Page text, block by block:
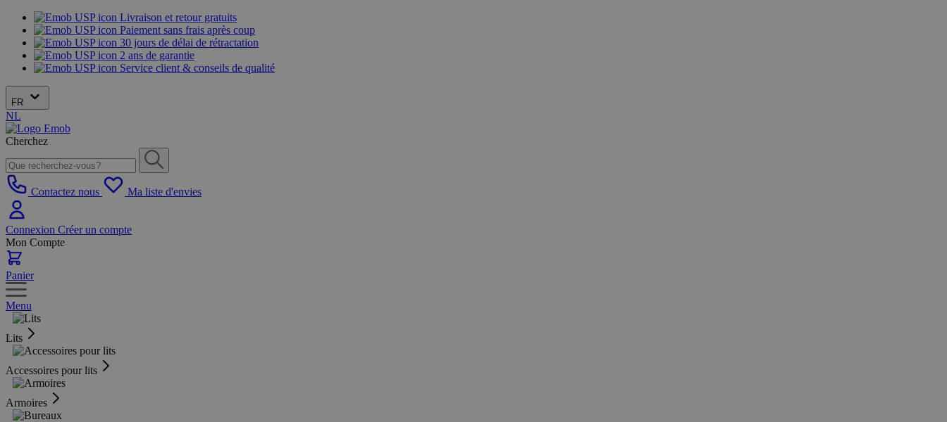
Livraison et retour gratuits
Paiement sans frais après coup
30 jours de délai de rétractation
2 ans de garantie
Service client & conseils de qualité
FR
NL
Cherchez
Contactez nous Ma liste d'envies
Connexion Créer un compte
Mon Compte
Panier
Menu
Lits
Accessoires pour lits
Armoires